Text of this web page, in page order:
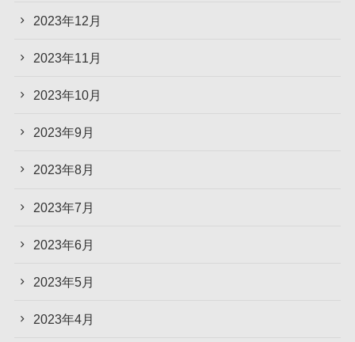
2023年12月
2023年11月
2023年10月
2023年9月
2023年8月
2023年7月
2023年6月
2023年5月
2023年4月